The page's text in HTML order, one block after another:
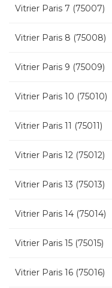
Vitrier Paris 7 (75007)
Vitrier Paris 8 (75008)
Vitrier Paris 9 (75009)
Vitrier Paris 10 (75010)
Vitrier Paris 11 (75011)
Vitrier Paris 12 (75012)
Vitrier Paris 13 (75013)
Vitrier Paris 14 (75014)
Vitrier Paris 15 (75015)
Vitrier Paris 16 (75016)